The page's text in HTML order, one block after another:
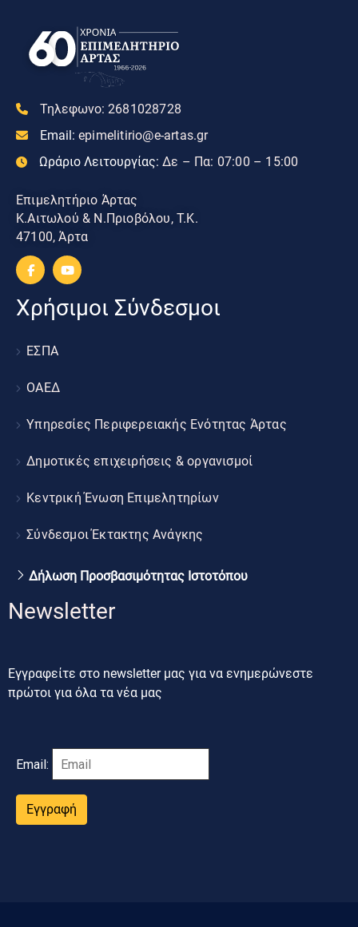
Τηλεφωνο: 2681028728
Email: epimelitirio@e-artas.gr
Ωράριο Λειτουργίας: Δε – Πα: 07:00 – 15:00
Επιμελητήριο Άρτας
Κ.Αιτωλού & Ν.Πριοβόλου, Τ.Κ.
47100, Άρτα
Χρήσιμοι Σύνδεσμοι
ΕΣΠΑ
ΟΑΕΔ
Υπηρεσίες Περιφερειακής Ενότητας Άρτας
Δημοτικές επιχειρήσεις & οργανισμοί
Κεντρική Ένωση Επιμελητηρίων
Σύνδεσμοι Έκτακτης Ανάγκης
Δήλωση Προσβασιμότητας Ιστοτόπου
Newsletter
Εγγραφείτε στο newsletter μας για να ενημερώνεστε
πρώτοι για όλα τα νέα μας
Email:
Εγγραφή